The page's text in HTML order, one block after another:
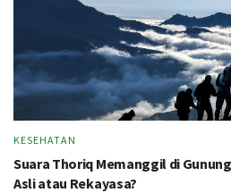
KESEHATAN
Suara Thoriq Memanggil di
Asli atau Rekayasa?